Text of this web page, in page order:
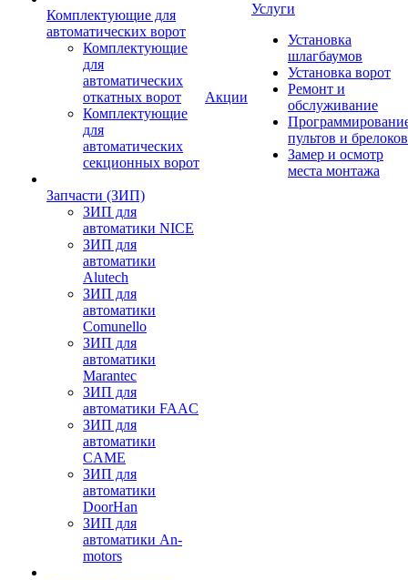
Комплектующие для
автоматических ворот
Комплектующие
для
автоматических
откатных ворот
Комплектующие
для
автоматических
секционных ворот
Запчасти (ЗИП)
ЗИП для
автоматики NICE
ЗИП для
автоматики
Alutech
ЗИП для
автоматики
Comunello
ЗИП для
автоматики
Marantec
ЗИП для
автоматики FAAC
ЗИП для
автоматики
CAME
ЗИП для
автоматики
DoorHan
ЗИП для
автоматики An-
motors
Акции
Услуги
Установка
шлагбаумов
Установка ворот
Ремонт и
обслуживание
пультов и брелоков
Замер и осмотр
места монтажа